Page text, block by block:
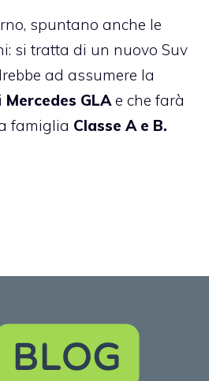
spuntano anche le
si tratta di un nuovo Suv
ad assumere la
Mercedes GLA e che farà
famiglia Classe A e B.